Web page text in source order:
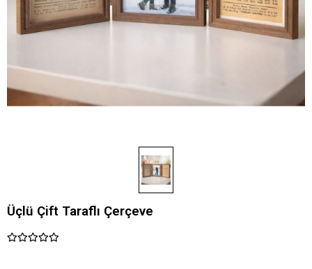
Üçlü Çift Taraflı Çerçeve